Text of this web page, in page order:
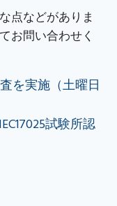
点などがありま
お問い合わせく
を実施（土曜日
試験所認